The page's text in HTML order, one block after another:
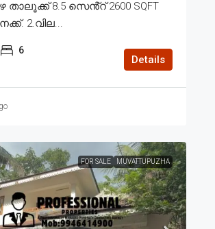
താലൂക്ക് 8.5 സെൻ്റ് 2600 SQFT
2.വില...
6
Details
FOR SALE MUVATTUPUZHA